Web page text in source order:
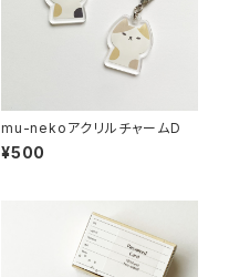
mu-nekoアクリルチャームD
¥500